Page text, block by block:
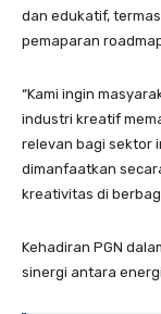
dan edukatif,
pemaparan
“Kami ingin
industri kreatif
relevan bagi sektor
dimanfaatkan
kreativitas di
Kehadiran PGN
sinergi antara